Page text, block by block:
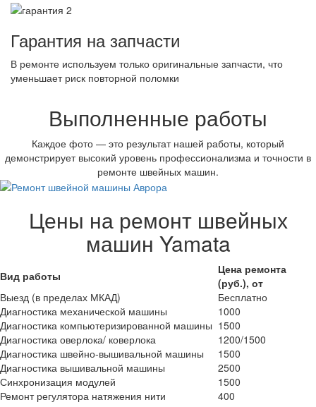
Гарантия на запчасти
В ремонте используем только оригинальные запчасти, что
уменьшает риск повторной поломки
Выполненные работы
Каждое фото — это результат нашей работы, который
демонстрирует высокий уровень профессионализма и точности в
ремонте швейных машин.
Цены на ремонт швейных
машин Yamata
Вид работы
Цена ремонта
(руб.), от
Выезд (в пределах МКАД)
Бесплатно
Диагностика механической машины
1000
Диагностика компьютеризированной машины 1500
Диагностика оверлока/ коверлока
1200/1500
Диагностика швейно-вышивальной машины
1500
Диагностика вышивальной машины
2500
Синхронизация модулей
1500
Ремонт регулятора натяжения нити
400